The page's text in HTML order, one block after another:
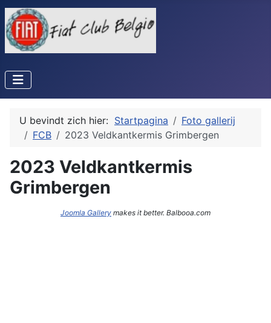
U bevindt zich hier: Startpagina
Foto gallerij
FCB
2023 Veldkantkermis Grimbergen
2023 Veldkantkermis
Grimbergen
Joomla Gallery makes it better. Balbooa.com